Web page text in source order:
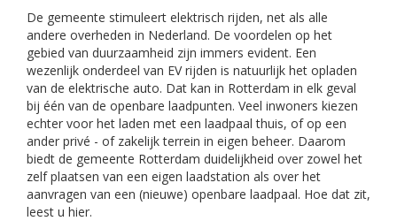
De gemeente stimuleert elektrisch rijden, net als alle
andere overheden in Nederland. De voordelen op het
gebied van duurzaamheid zijn immers evident. Een
wezenlijk onderdeel van EV rijden is natuurlijk het opladen
van de elektrische auto. Dat kan in Rotterdam in elk geval
bij één van de openbare laadpunten. Veel inwoners kiezen
echter voor het laden met een laadpaal thuis, of op een
ander privé - of zakelijk terrein in eigen beheer. Daarom
biedt de gemeente Rotterdam duidelijkheid over zowel het
zelf plaatsen van een eigen laadstation als over het
aanvragen van een (nieuwe) openbare laadpaal. Hoe dat zit,
leest u hier.